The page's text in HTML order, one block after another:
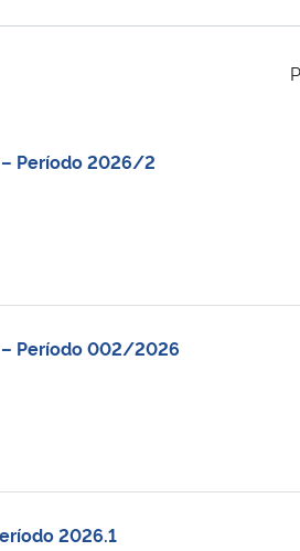
Período 2026/2
Período 002/2026
2026.1